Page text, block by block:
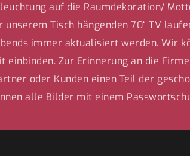
auf die Raumdekoration/
unserem Tisch hängenden 70“ TV
immer aktualisiert werden. Wir
einbinden. Zur Erinnerung an die
oder Kunden einen Teil der
alle Bilder mit einem